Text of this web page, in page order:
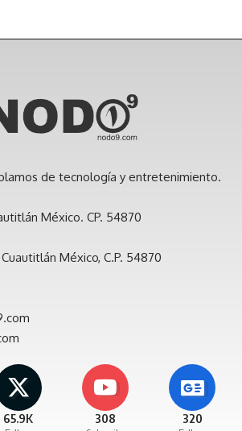
de tecnología y entretenimiento.
México. CP. 54870
México, C.P. 54870
65.9K 308 320